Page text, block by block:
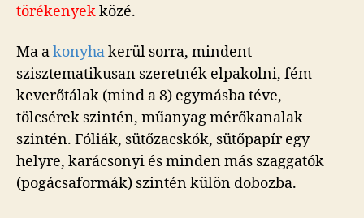
törékenyekközé.
Ma akonyhakerül sorra, mindent
szisztematikusan szeretnék elpakolni, fém
keverőtálak (mind a 8) egymásba téve,
tölcsérek szintén, műanyag mérőkanalak
szintén. Fóliák, sütőzacskók, sütőpapír egy
helyre, karácsonyi és minden más szaggatók
(pogácsaformák) szintén külön dobozba.